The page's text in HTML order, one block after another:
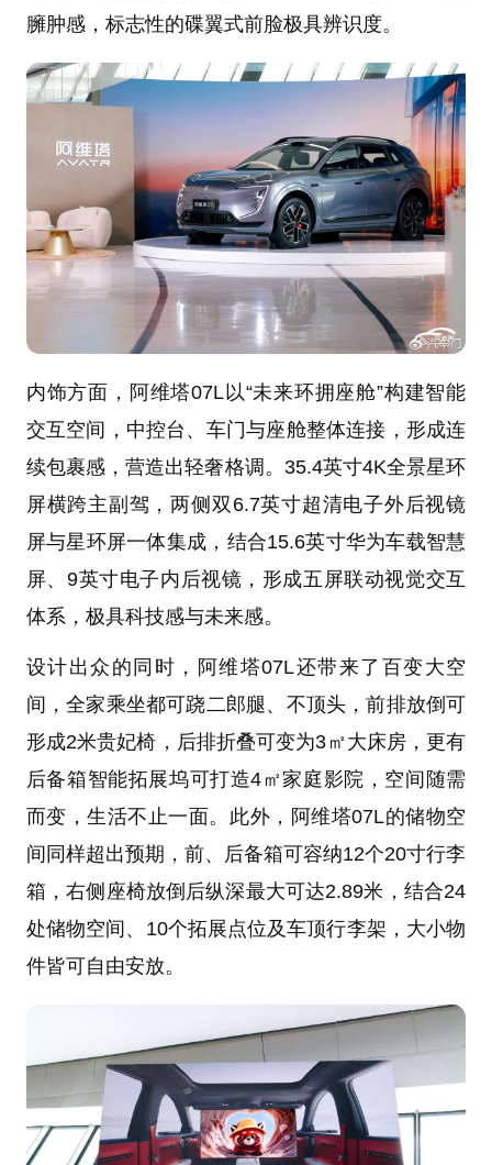
臃肿感，标志性的碟翼式前脸极具辨识度。
内饰方面，阿维塔07L以“未来环拥座舱”构建智能
交互空间，中控台、车门与座舱整体连接，形成连
续包裹感，营造出轻奢格调。35.4英寸4K全景星环
屏横跨主副驾，两侧双6.7英寸超清电子外后视镜
屏与星环屏一体集成，结合15.6英寸华为车载智慧
屏、9英寸电子内后视镜，形成五屏联动视觉交互
体系，极具科技感与未来感。
设计出众的同时，阿维塔07L还带来了百变大空
间，全家乘坐都可跷二郎腿、不顶头，前排放倒可
形成2米贵妃椅，后排折叠可变为3㎡大床房，更有
后备箱智能拓展坞可打造4㎡家庭影院，空间随需
而变，生活不止一面。此外，阿维塔07L的储物空
间同样超出预期，前、后备箱可容纳12个20寸行李
箱，右侧座椅放倒后纵深最大可达2.89米，结合24
处储物空间、10个拓展点位及车顶行李架，大小物
件皆可自由安放。